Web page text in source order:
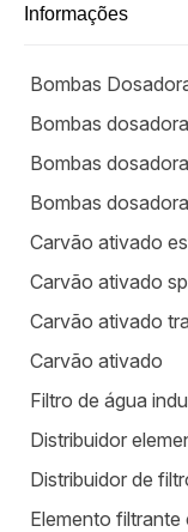
Informações
Bombas
Bombas
Bombas
Bombas
Carvão ativado
Carvão ativado sp
Carvão ativado
Carvão ativado
Filtro de água
Distribuidor
Distribuidor de
Elemento